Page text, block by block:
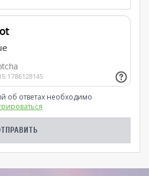
об ответах необходимо